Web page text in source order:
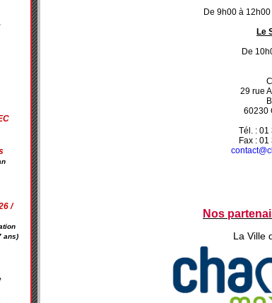
/
ans)
De 9h00 à
Le
De
29 rue
60230
Tél. : 01
Fax :
Nos
La Ville